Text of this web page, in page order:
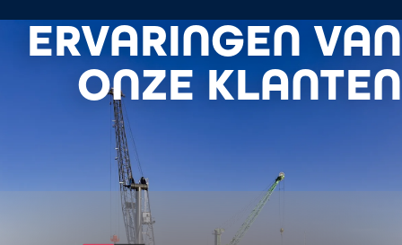
ERVARINGEN VAN
ONZE KLANTEN